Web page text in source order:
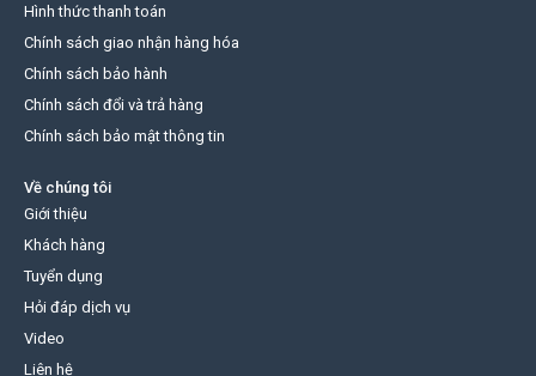
Hình thức thanh toán
Chính sách giao nhận hàng hóa
Chính sách bảo hành
Chính sách đổi và trả hàng
Chính sách bảo mật thông tin
Về chúng tôi
Giới thiệu
Khách hàng
Tuyển dụng
Hỏi đáp dịch vụ
Video
Liên hệ